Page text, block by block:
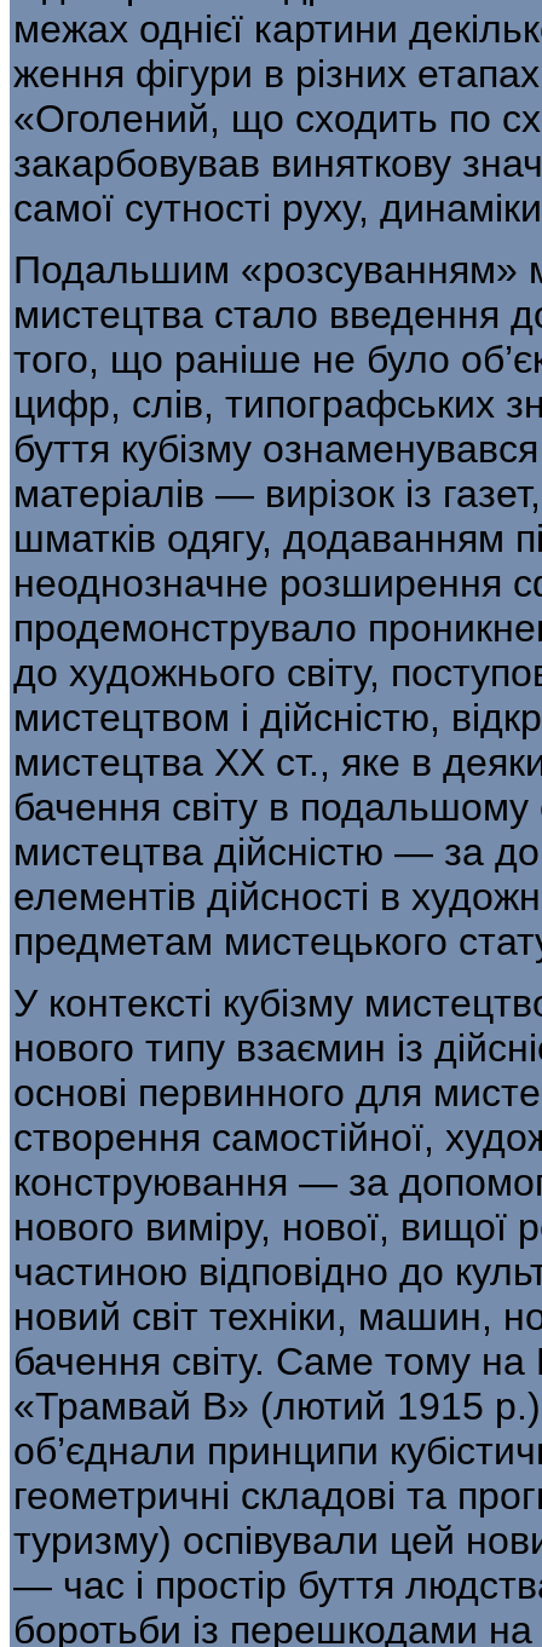
межах однієї картини
ження фігури в різних
«Оголений, що сходить по
закарбовував винятко­ву
самої сутності руху,
Подальшим «розсуванням»
мистецтва стало введення
того, що раніше не було
цифр, слів, типографських
буття кубізму
матеріалів — вирізок із
шматків одягу, додаванням
неоднознач­не розширення
продемонструвало
до художнього світу,
мистецтвом і дійсністю,
мистецтва XX ст., яке в
бачення світу в подальшому
мистецтва дійсніс­тю — за
елементів дійсності в
предметам мистецького
У контексті кубізму
нового типу взаємин із
основі первинного для
створення самостійної,
конструювання — за
нового виміру, нової, вищої
частиною відповідно до
новий світ техніки, машин,
бачення світу. Саме тому на
«Трамвай В» (лютий 1915 р.)
об’єднали принципи
геометричні складові та
туризму) оспівували цей
— час і простір буття
боротьби із пере­шкодами